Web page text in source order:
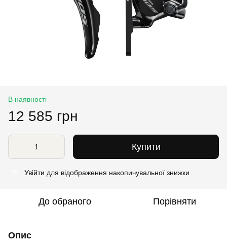
В наявності
12 585 грн
Купити
Увійти для відображення накопичувальної знижки
До обраного Порівняти
Опис